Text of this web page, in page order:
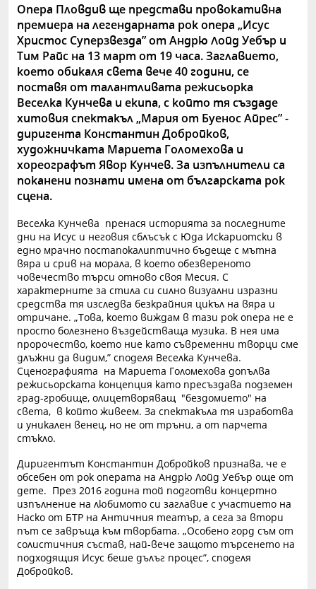
Опера Пловдив ще представи провокативна
премиера на легендарната рок опера „Исус
Христос Суперзвезда” от Андрю Лойд Уебър и
Тим Райс на 13 март от 19 часа. Заглавието,
което обикаля света вече 40 години, се
поставя от талантливата режисьорка
Веселка Кунчева и екипа, с който тя създаде
хитовия спектакъл „Мария от Буенос Айрес” -
диригента Константин Добройков,
художничката Мариета Голомехова и
хореографът Явор Кунчев. За изпълнители са
поканени познати имена от българската рок
сцена.
Веселка Кунчева пренася историята за последните
дни на Исус и неговия сблъсък с Юда Искариотски в
едно мрачно постапокалиптично бъдеще с мътна
вяра и срив на морала, в което обезвереното
човечество търси отново своя Месия. С
характерните за стила си силно визуални изразни
средства тя изследва безкрайния цикъл на вяра и
отричане. „Това, което виждам в тази рок опера не е
просто болезнено въздействаща музика. В нея има
пророчество, което ние като съвременни творци сме
длъжни да видим,” споделя Веселка Кунчева.
Сценографията на Мариета Голомехова допълва
режисьорската концепция като пресъздава подземен
град-гробище, олицетворяващ "бездомието" на
света, в който живеем. За спектакъла тя изработва
и уникален венец, но не от тръни, а от парчета
стъкло.
Диригентът Константин Добройков признава, че е
обсебен от рок операта на Андрю Лойд Уебър още от
дете. През 2016 година той подготви концертно
изпълнение на любимото си заглавие с участието на
Наско от БТР на Античния театър, а сега за втори
път се завръща към творбата. „Особено горд съм от
солистичния състав, най-вече защото търсенето на
подходящия Исус беше дълъг процес”, споделя
Добройков.